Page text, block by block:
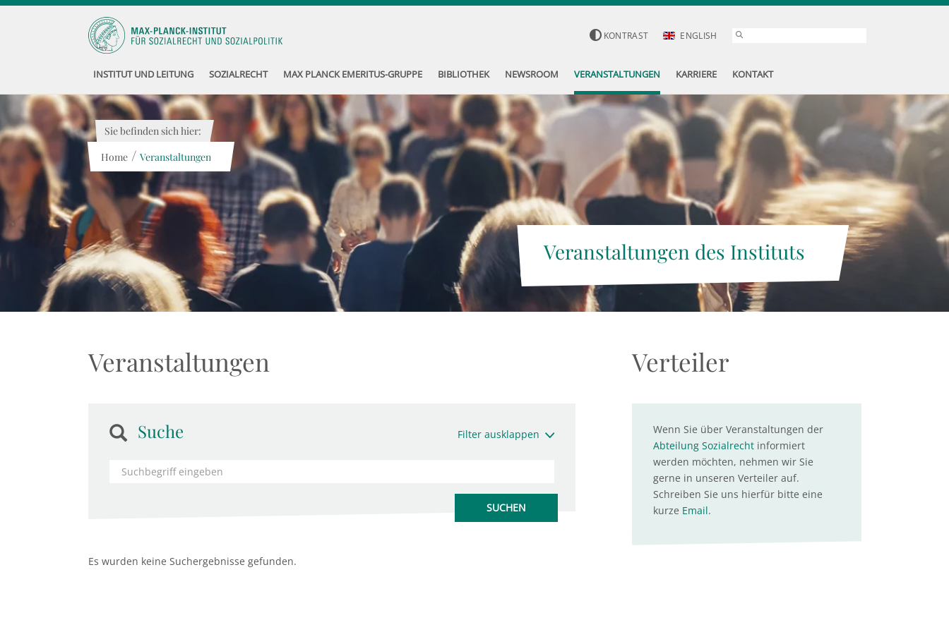
KONTRAST ENGLISH
INSTITUT UND LEITUNG SOZIALRECHT MAX PLANCK EMERITUS-GRUPPE BIBLIOTHEK NEWSROOM VERANSTALTUNGEN KARRIERE KONTAKT
Veranstaltungen des Instituts
Sie befinden sich hier:
Home / Veranstaltungen
Veranstaltungen
Suche Filter ausklappen
Es wurden keine Suchergebnisse gefunden.
Verteiler
Wenn Sie über Veranstaltungen der
Abteilung Sozialrechtinformiert
werden möchten, nehmen wir Sie
gerne in unseren Verteiler auf.
Schreiben Sie uns hierfür bitte eine
kurze Email.